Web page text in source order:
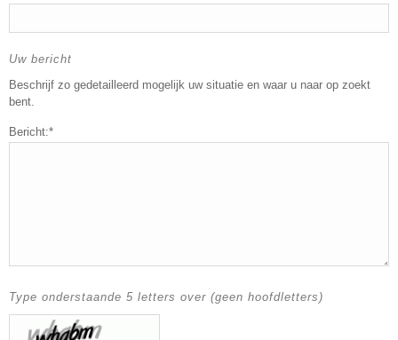
Uw bericht
Beschrijf zo gedetailleerd mogelijk uw situatie en waar u naar op zoekt
bent.
Bericht:*
Type onderstaande 5 letters over (geen hoofdletters)